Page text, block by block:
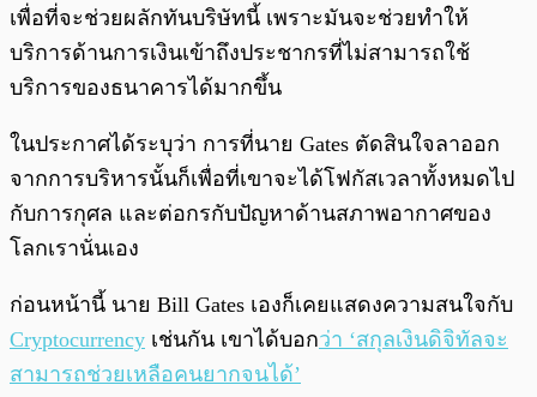
เพื่อที่จะช่วยผลักทันบริษัทนี้ เพราะมันจะช่วยทำให้
บริการด้านการเงินเข้าถึงประชากรที่ไม่สามารถใช้
บริการของธนาคารได้มากขึ้น
ในประกาศได้ระบุว่า การที่นาย Gates ตัดสินใจลาออก
จากการบริหารนั้นก็เพื่อที่เขาจะได้โฟกัสเวลาทั้งหมดไป
กับการกุศล และต่อกรกับปัญหาด้านสภาพอากาศของ
โลกเรานั่นเอง
ก่อนหน้านี้ นาย Bill Gates เองก็เคยแสดงความสนใจกับ
Cryptocurrency เช่นกัน เขาได้บอกว่า ‘สกุลเงินดิจิทัลจะ
สามารถช่วยเหลือคนยากจนได้’